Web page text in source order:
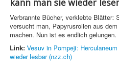
kann man sie wieder
Verbrannte Bücher, verklebte Blätter:
versucht man, Papyrusrollen aus
machen. Nun ist es endlich gelungen.
Link: Vesuv in Pompeji:
wieder lesbar (nzz.ch)